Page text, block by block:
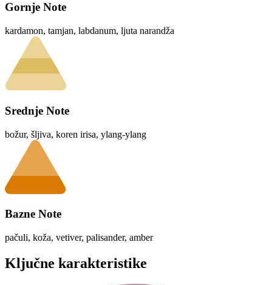
Gornje Note
kardamon, tamjan, labdanum, ljuta narandža
Srednje Note
božur, šljiva, koren irisa, ylang-ylang
Bazne Note
pačuli, koža, vetiver, palisander, amber
Ključne karakteristike